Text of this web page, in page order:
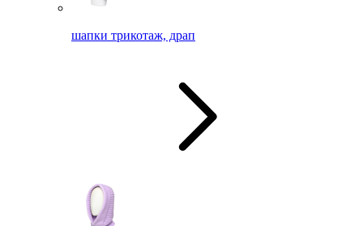
шапки трикотаж, драп